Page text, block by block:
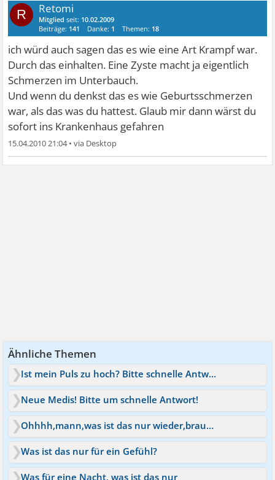
R Retomi
Mitglied seit: 10.02.2009
Beiträge: 141 Danke: 1 Themen: 18
ich würd auch sagen das es wie eine Art Krampf war.
Durch das einhalten. Eine Zyste macht ja eigentlich
Schmerzen im Unterbauch.
Und wenn du denkst das es wie Geburtsschmerzen
war, als das was du hattest. Glaub mir dann wärst du
sofort ins Krankenhaus gefahren
15.04.2010 21:04•
Ähnliche Themen
Ist mein Puls zu hoch? Bitte schnelle Antwort
Neue Medis! Bitte um schnelle Antwort!
Ohhhh,mann,was ist das nur wieder,brauche Hilfe bitte
Was ist das nur für ein Gefühl?
Was für eine Nacht, was ist das nur